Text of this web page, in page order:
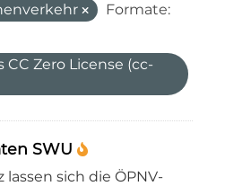
Formate:
Zero License (cc-
SWU
sich die ÖPNV-